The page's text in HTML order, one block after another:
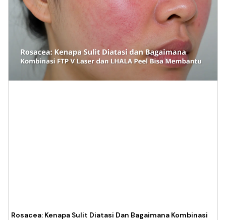
Rosacea: Kenapa Sulit Diatasi Dan Bagaimana Kombinasi